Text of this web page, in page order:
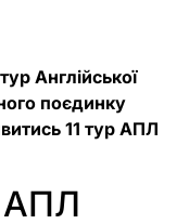
Англійської
поєдинку
11 тур АПЛ
АПЛ